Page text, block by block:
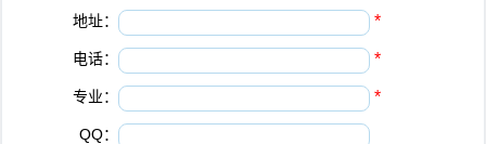
地址： *
电话： *
专业： *
QQ：